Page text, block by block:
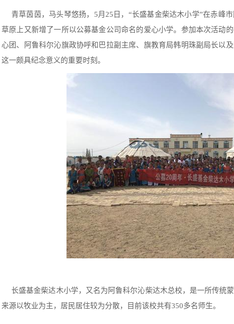
青草茵茵，马头琴悠扬，5月25日，“长盛基金柴达木小学”在赤峰
草原上又新增了一所以公募基金公司命名的爱心小学。参加本次活动
心团、阿鲁科尔沁旗政协呼和巴拉副主席、旗教育局韩明珠副局长以
这一颇具纪念意义的重要时刻。
长盛基金柴达木小学，又名为阿鲁科尔沁柴达木总校，是一所传统
来源以牧业为主，居民居住较为分散，目前该校共有350多名师生。